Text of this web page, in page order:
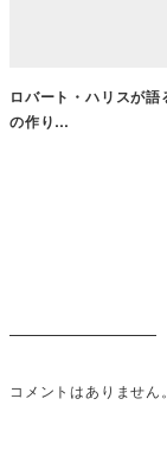
ロバート・ハリスが
の作り…
コメントはありません。